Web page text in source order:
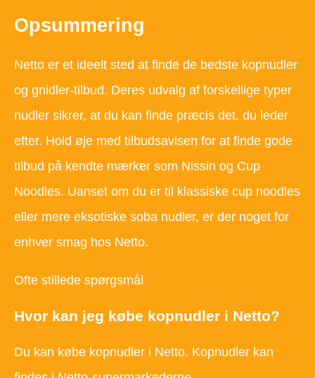
Opsummering
Netto er et ideelt sted at finde de bedste kopnudler
og gnidler-tilbud. Deres udvalg af forskellige typer
nudler sikrer, at du kan finde præcis det, du leder
efter. Hold øje med tilbudsavisen for at finde gode
tilbud på kendte mærker som Nissin og Cup
Noodles. Uanset om du er til klassiske cup noodles
eller mere eksotiske soba nudler, er der noget for
enhver smag hos Netto.
Ofte stillede spørgsmål
Hvor kan jeg købe kopnudler i Netto?
Du kan købe kopnudler i Netto. Kopnudler kan